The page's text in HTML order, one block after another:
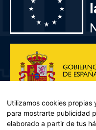
Utilizamos cookies
para mostrarte publicidad
elaborado a partir de tus